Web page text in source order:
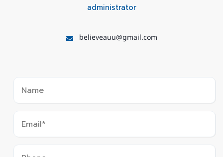
administrator
believeauu@gmail.com